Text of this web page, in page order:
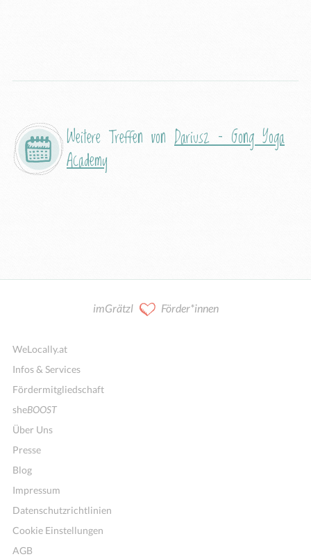
Weitere Treffen von Dariusz – Gong Yoga
Academy
imGrätzl Förder*innen
WeLocally.at
Infos & Services
Fördermitgliedschaft
sheBOOST
Über Uns
Presse
Blog
Impressum
Datenschutzrichtlinien
Cookie Einstellungen
AGB